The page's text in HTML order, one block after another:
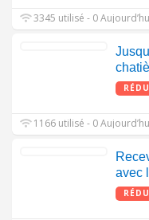
3345 utilisé - 0
1166 utilisé - 0
avec